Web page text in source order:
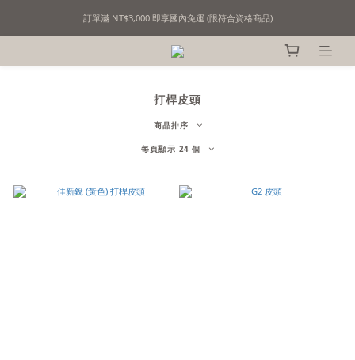
精選撞球用品｜用心挑選，只為懂行的你！
訂單滿 NT$3,000 即享國內免運 (限符合資格商品)
精選撞球用品｜用心挑選，只為懂行的你！
打桿皮頭
商品排序
每頁顯示 24 個